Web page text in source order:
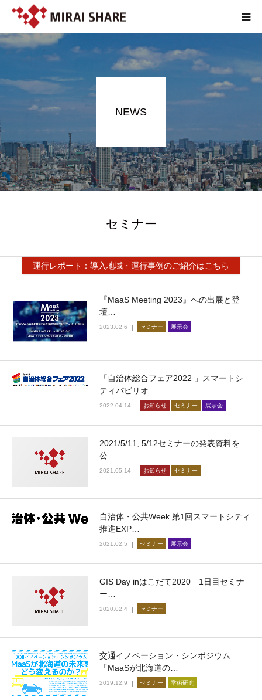
NEWS
セミナー
運行レポート：導入地域・運行事例のご紹介はこちら
『MaaS Meeting 2023』への出展と登
壇…
2023.02.6 セミナー 展示会
「自治体総合フェア2022 」スマートシ
ティパビリオ…
2022.04.14 お知らせ セミナー 展示会
2021/5/11, 5/12セミナーの発表資料を
公…
2021.05.14 お知らせ セミナー
自治体・公共Week 第1回スマートシティ
推進EXP…
2021.02.5 セミナー 展示会
GIS Day inはこだて2020 1日目セミナ
ー…
2020.02.4 セミナー
交通イノベーション・シンポジウム
「MaaSが北海道の…
2019.12.9 セミナー 学術研究
NEWS
TECHNOLOGY
SERVICE
REPORT
ABOUT